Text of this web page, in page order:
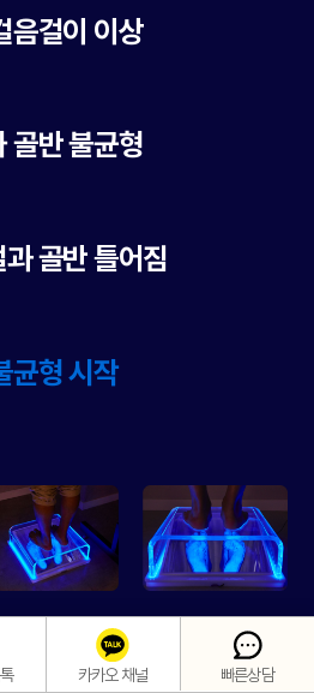
음걸이 이상
골반 불균형
골반 틀어짐
균형 시작
카카오 채널 빠른상담